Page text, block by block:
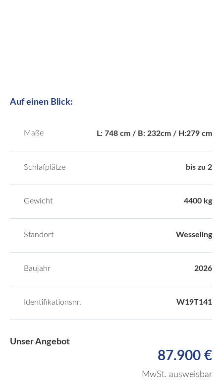
Auf einen Blick:
Maße L: 748 cm / B: 232cm / H:279 cm
Schlafplätze bis zu 2
Gewicht 4400 kg
Standort Wesseling
Baujahr 2026
Identifikationsnr. W19T141
Unser Angebot
87.900 €
MwSt. ausweisbar